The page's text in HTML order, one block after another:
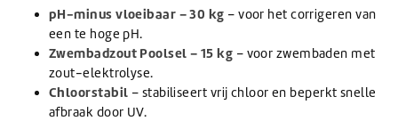
pH-minus vloeibaar – 30 kg – voor het corrigeren van
een te hoge pH.
Zwembadzout Poolsel – 15 kg – voor zwembaden met
zout-elektrolyse.
Chloorstabil – stabiliseert vrij chloor en beperkt snelle
afbraak door UV.